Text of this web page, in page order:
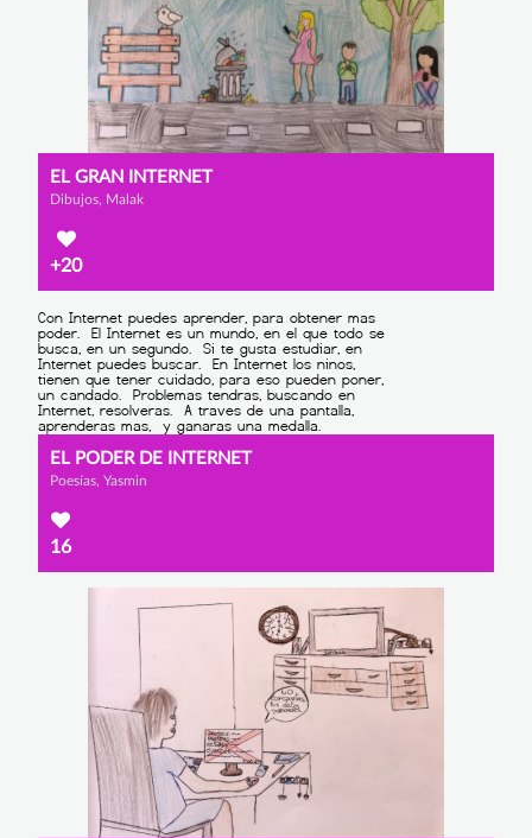
EL GRAN INTERNET
Dibujos, Malak
+20
EL PODER DE INTERNET
Poesías, Yasmin
16